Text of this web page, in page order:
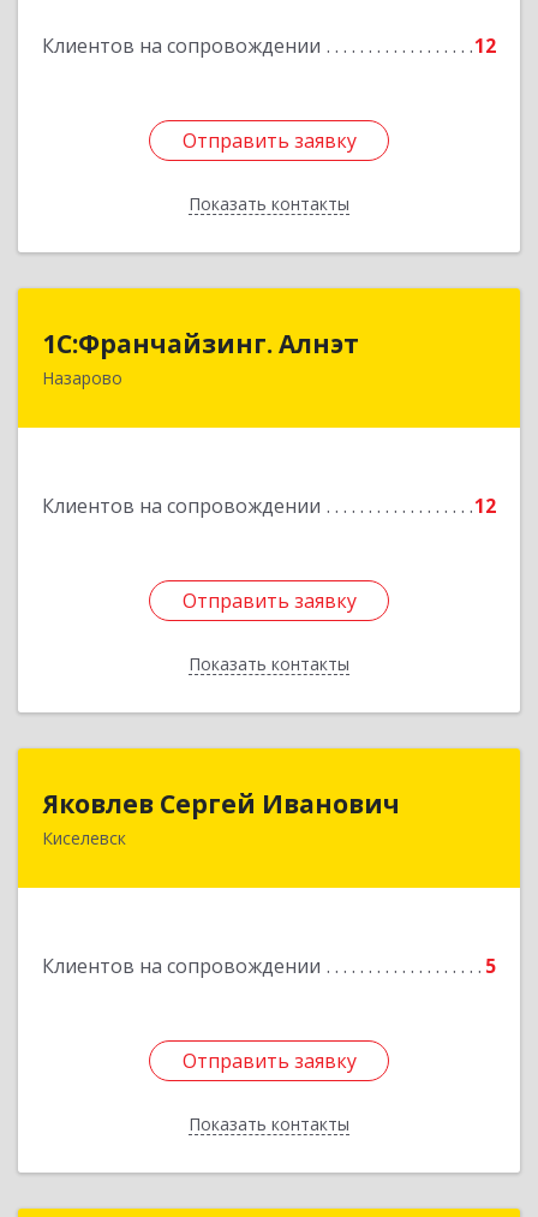
Клиентов на сопровождении 12
Отправить заявку
Показать контакты
Отправить заявку
Назад
1С:Франчайзинг. Алнэт
Назарово
Клиентов на сопровождении 12
Отправить заявку
Показать контакты
1С:Франчайзинг. Алнэт
662200, Красноярский край, Назарово г,
Отправить заявку
Назад
Яковлев Сергей Иванович
Киселевск
Клиентов на сопровождении 5
Отправить заявку
Показать контакты
Яковлев Сергей Иванович
650002, Кемеровская обл, г.Кемерово, пр-т
Отправить заявку
Назад